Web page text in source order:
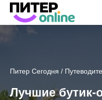
Питер Сегодня /
Лучшие бутик-